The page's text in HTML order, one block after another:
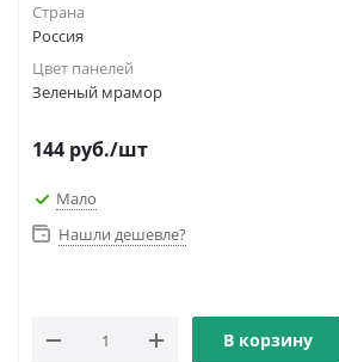
Страна
Россия
Цвет панелей
Зеленый мрамор
144 руб./шт
Мало
Нашли дешевле?
В корзину